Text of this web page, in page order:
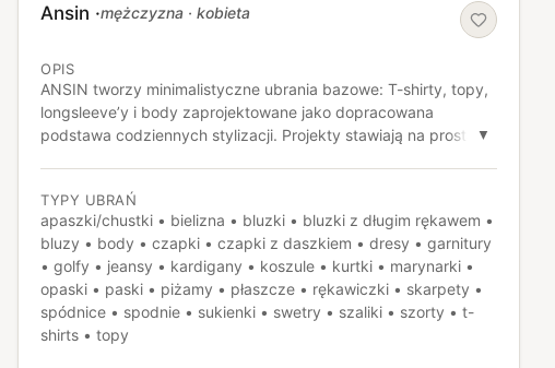
Ansin ·mężczyzna · kobieta
OPIS
ANSIN tworzy minimalistyczne ubrania bazowe: T-shirty, topy,
longsleeve’y i body zaprojektowane jako dopracowana
podstawa codziennych stylizacji. Projekty stawiają na prostą
▼
TYPY UBRAŃ
apaszki/chustki • bielizna • bluzki • bluzki z długim rękawem •
bluzy • body • czapki • czapki z daszkiem • dresy • garnitury
• golfy • jeansy • kardigany • koszule • kurtki • marynarki •
opaski • paski • piżamy • płaszcze • rękawiczki • skarpety •
spódnice • spodnie • sukienki • swetry • szaliki • szorty • t-
shirts • topy